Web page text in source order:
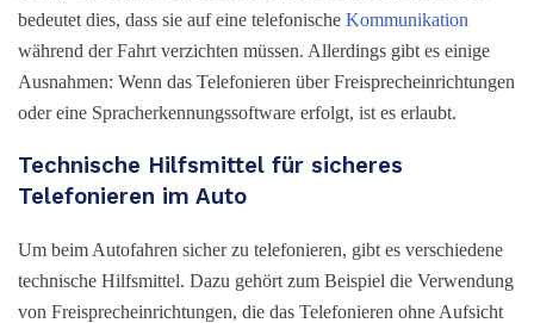
bedeutet dies, dass sie auf eine telefonische Kommunikation
während der Fahrt verzichten müssen. Allerdings gibt es einige
Ausnahmen: Wenn das Telefonieren über Freisprecheinrichtungen
oder eine Spracherkennungssoftware erfolgt, ist es erlaubt.
Technische Hilfsmittel für sicheres
Telefonieren im Auto
Um beim Autofahren sicher zu telefonieren, gibt es verschiedene
technische Hilfsmittel. Dazu gehört zum Beispiel die Verwendung
von Freisprecheinrichtungen, die das Telefonieren ohne Aufsicht